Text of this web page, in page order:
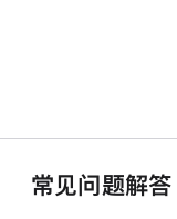
常见问题解答